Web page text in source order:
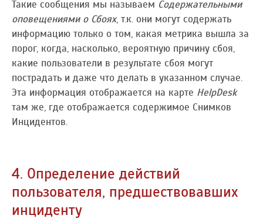
Такие сообщения мы называем Содержательными
оповещениями о Сбоях, т.к. они могут содержать
информацию только о том, какая метрика вышла за
порог, когда, насколько, вероятную причину сбоя,
какие пользователи в результате сбоя могут
пострадать и даже что делать в указанном случае.
Эта информация отображается на карте HelpDesk
там же, где отображается содержимое Снимков
Инцидентов.
4. Определение действий
пользователя, предшествовавших
инциденту